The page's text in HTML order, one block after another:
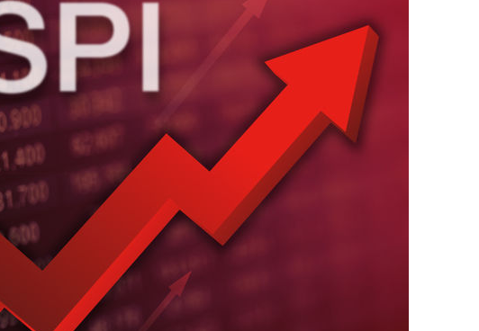
명 사망
뇨"-- CDC
관련 압수수색
선관위 등 9곳
승 출발
개장
개장
부상, 3명은 중
섬에서 두차
세, 120일 후 발